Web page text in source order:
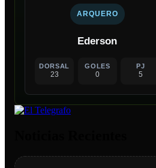
ARQUERO
Ederson
DORSAL
23
GOLES
0
PJ
5